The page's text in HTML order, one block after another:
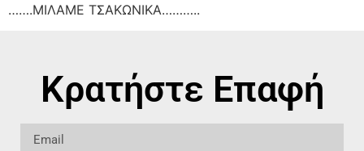
…….ΜΙΛΑΜΕ ΤΣΑΚΩΝΙΚΑ………..
Κρατήστε Επαφή